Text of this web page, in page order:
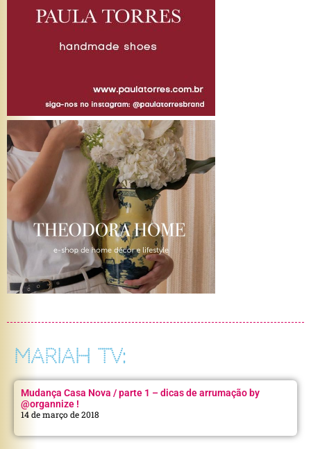
MARIAH TV:
Mudança Casa Nova / parte 1 – dicas de arrumação by
@organnize !
14 de março de 2018